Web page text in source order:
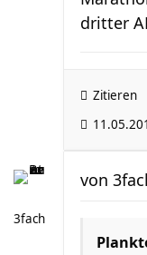
dritter
Zitieren
3fach
von